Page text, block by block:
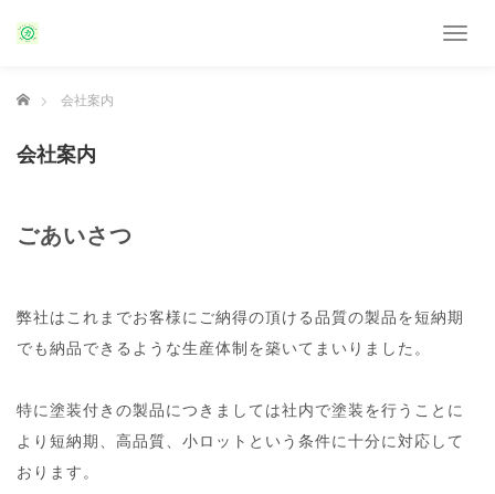
T
i
ホーム 会社案内
会社案内
ごあいさつ
弊社はこれまでお客様にご納得の頂ける品質の製品を短納期
でも納品できるような生産体制を築いてまいりました。
特に塗装付きの製品につきましては社内で塗装を行うことに
より短納期、高品質、小ロットという条件に十分に対応して
おります。